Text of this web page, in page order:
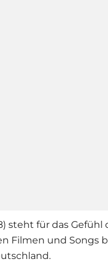
steht für das Gefühl
Filmen und Songs